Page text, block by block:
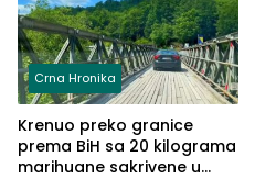
Crna Hronika
Krenuo preko granice
prema BiH sa 20 kilograma
marihuane sakrivene u